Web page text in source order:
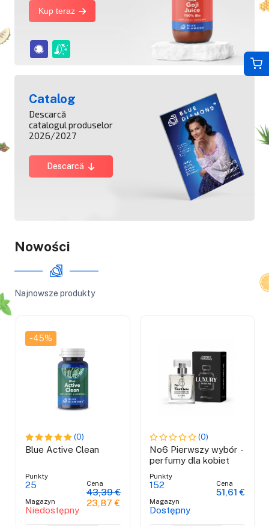
Kup teraz
Catalog
Descarcă
catalogul produselor
2026/2027
Descarcă
Nowości
Najnowsze produkty
-45%
(0)
Blue Active Clean
Punkty
25
Magazyn
Niedostępny
Cena
43,39 €
23,87 €
(0)
No6 Pierwszy wybór -
perfumy dla kobiet
Punkty
152
Magazyn
Dostępny
Cena
51,61 €